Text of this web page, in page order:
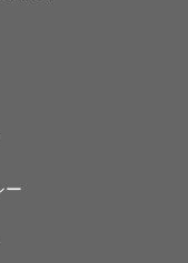
ー